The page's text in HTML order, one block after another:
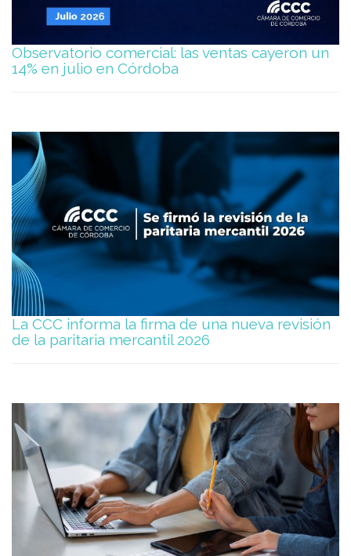
Observatorio comercial: las ventas cayeron un
14% en julio en Córdoba
La CCC informa la firma de una nueva revisión
de la paritaria mercantil 2026